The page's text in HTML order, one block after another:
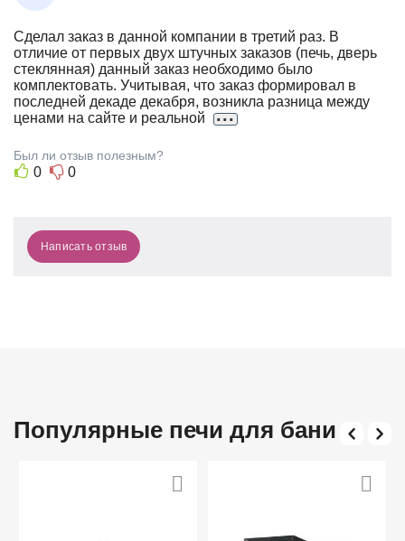
К
А
Т
Е
Р
Н
А
Сделал заказ в данной компании в третий раз. В
отличие от первых двух штучных заказов (печь, дверь
стеклянная) данный заказ необходимо было
комплектовать. Учитывая, что заказ формировал в
последней декаде декабря, возникла разница между
ценами на сайте и реальной
...
Был ли отзыв полезным?
0 0
Написать отзыв
Популярные печи для бани